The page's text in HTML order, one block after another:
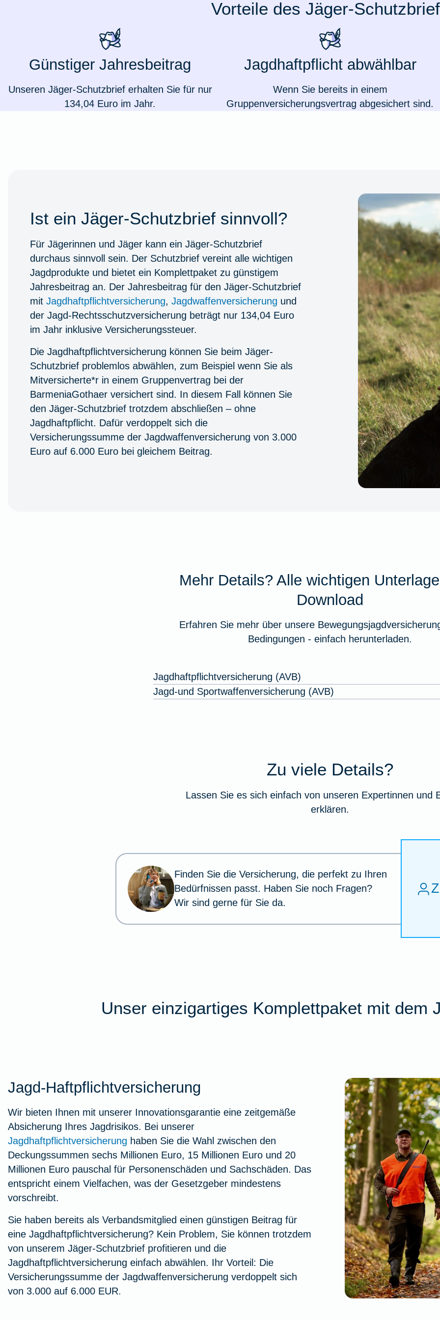
Oldtimersammlungsversicherung
Zur Produktübersicht
Vorteile des Jäger-
Günstiger Jahresbeitrag
Unseren Jäger-Schutzbrief erhalten Sie für nur
134,04 Euro im Jahr.
Jagdhaftpflicht abwählbar
Wenn Sie bereits in einem
Gruppenversicherungsvertrag abgesichert sind.
Ist ein Jäger-Schutzbrief sinnvoll?
Für Jägerinnen und Jäger kann ein Jäger-Schutzbrief
durchaus sinnvoll sein. Der Schutzbrief vereint alle wichtigen
Jagdprodukte und bietet ein Komplettpaket zu günstigem
Jahresbeitrag an. Der Jahresbeitrag für den Jäger-Schutzbrief
mit Jagdhaftpflichtversicherung, Jagdwaffenversicherung und
der Jagd-Rechtsschutzversicherung beträgt nur 134,04 Euro
im Jahr inklusive Versicherungssteuer.
Die Jagdhaftpflichtversicherung können Sie beim Jäger-
Schutzbrief problemlos abwählen, zum Beispiel wenn Sie als
Mitversicherte*r in einem Gruppenvertrag bei der
BarmeniaGothaer versichert sind. In diesem Fall können Sie
den Jäger-Schutzbrief trotzdem abschließen – ohne
Jagdhaftpflicht. Dafür verdoppelt sich die
Versicherungssumme der Jagdwaffenversicherung von 3.000
Euro auf 6.000 Euro bei gleichem Beitrag.
Mehr Details? Alle wichtigen
Download
Erfahren Sie mehr über unsere
Bedingungen - einfach herunterladen.
Jagdhaftpflichtversicherung (AVB)
Jagd-und Sportwaffenversicherung (AVB)
Zu viele Details?
Lassen Sie es sich einfach von unseren Expertinnen und
erklären.
Finden Sie die Versicherung, die perfekt zu Ihren
Bedürfnissen passt. Haben Sie noch Fragen?
Wir sind gerne für Sie da.
Unser einzigartiges Komplettpaket mit dem
Jagd-Haftpflichtversicherung
Wir bieten Ihnen mit unserer Innovationsgarantie eine zeitgemäße
Absicherung Ihres Jagdrisikos. Bei unserer
Jagdhaftpflichtversicherung haben Sie die Wahl zwischen den
Deckungssummen sechs Millionen Euro, 15 Millionen Euro und 20
Millionen Euro pauschal für Personenschäden und Sachschäden. Das
entspricht einem Vielfachen, was der Gesetzgeber mindestens
vorschreibt.
Sie haben bereits als Verbandsmitglied einen günstigen Beitrag für
eine Jagdhaftpflichtversicherung? Kein Problem, Sie können trotzdem
von unserem Jäger-Schutzbrief profitieren und die
Jagdhaftpflichtversicherung einfach abwählen. Ihr Vorteil: Die
Versicherungssumme der Jagdwaffenversicherung verdoppelt sich
von 3.000 auf 6.000 EUR.